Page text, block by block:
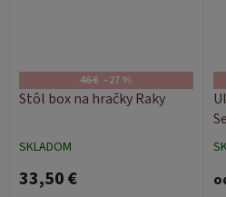
46 € –27 %
Stôl box na hračky Raky
SKLADOM
33,50 €